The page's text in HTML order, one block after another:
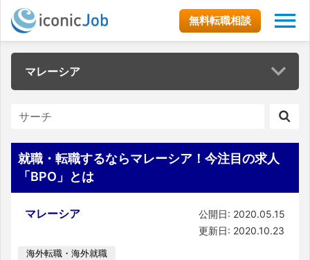
無料転職相談
マレーシア
就職・転職するならマレーシア！今注目の求人
「BPO」とは
マレーシア
公開日: 2020.05.15
更新日: 2020.10.23
海外転職・海外就職